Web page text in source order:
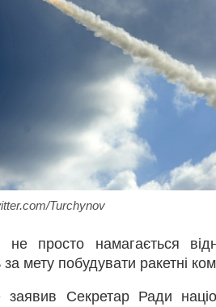
Turchynov
не просто намагається
за мету побудувати ракетні
Секретар Ради